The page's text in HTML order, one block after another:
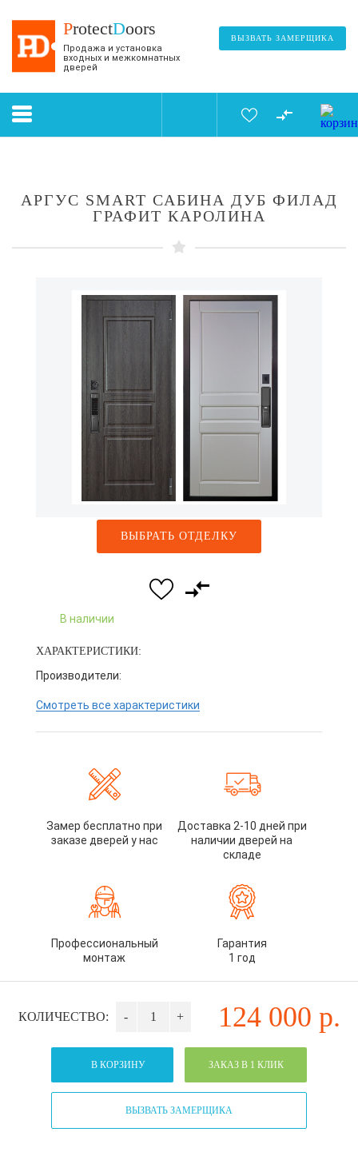
ProtectDoors
Продажа и установка
входных и межкомнатных
дверей
ВЫЗВАТЬ ЗАМЕРЩИКА
АРГУС SMART САБИНА ДУБ ФИЛАД
ГРАФИТ КАРОЛИНА
ВЫБРАТЬ ОТДЕЛКУ
В наличии
ХАРАКТЕРИСТИКИ:
Производители:
Смотреть все характеристики
Замер бесплатно при
заказе дверей у нас
Доставка 2-10 дней при
наличии дверей на
складе
Профессиональный
монтаж
Гарантия
1 год
КОЛИЧЕСТВО: - + 124 000 р.
В КОРЗИНУ ЗАКАЗ В 1 КЛИК
ВЫЗВАТЬ ЗАМЕРЩИКА